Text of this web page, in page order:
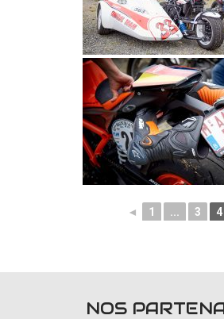
◄ 1 ... 3 4
NOS